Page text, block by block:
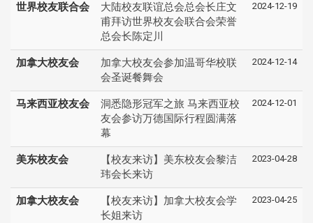
世界校友联合会
大陆校友联谊总会总会长庄文
甫拜访世界校友会联合会荣誉
总会长陈定川
2024-12-19
加拿大校友会
加拿大校友会参加温哥华校联
会圣诞餐舞会
2024-12-14
马来西亚校友会
洞悉隐形冠军之旅 马来西亚校
友会参访万德国际行程圆满落
幕
2024-12-01
美东校友会
【校友来访】美东校友会黎洁
玮会长来访
2023-04-28
加拿大校友会
【校友来访】加拿大校友会学
长姐来访
2023-04-25